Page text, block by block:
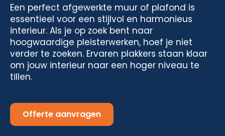
Een perfect afgewerkte muur of plafond is
essentieel voor een stijlvol en harmonieus
interieur. Als je op zoek bent naar
hoogwaardige pleisterwerken, hoef je niet
verder te zoeken. Ervaren plakkers staan klaar
om jouw interieur naar een hoger niveau te
tillen.
Offerte aanvragen